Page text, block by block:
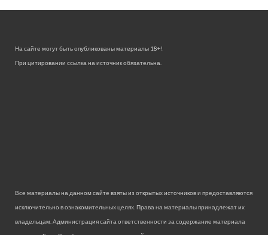
На сайте могут быть опубликованы материалы 18+!
При цитировании ссылка на источник обязательна.
Все материалы на данном сайте взяты из открытых источников и предоставляются
исключительно в ознакомительных целях. Права на материалы принадлежат их
владельцам. Администрация сайта ответственности за содержание материала